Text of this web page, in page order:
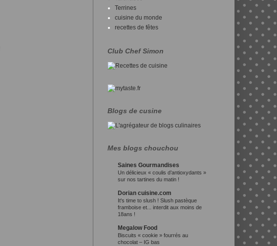
Terrines
cuisine du monde
recettes de fêtes
Club Chef Simon
Blogs de cusine
Mes blogs chouchou
Saines Gourmandises
Un délicieux « coulis d’antioxydants »
sur nos tartines du matin !
Dorian cuisine.com
It's time to slush ! Slush pastèque
framboise et... interdit aux moins de
18ans !
Megalow Food
Biscuits « cookie » fourrés au
chocolat – IG bas